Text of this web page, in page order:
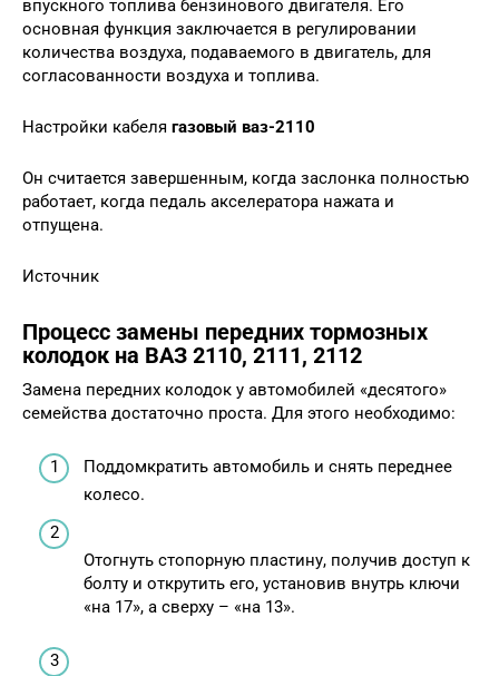
впускного топлива бензинового двигателя. Его
основная функция заключается в регулировании
количества воздуха, подаваемого в двигатель, для
согласованности воздуха и топлива.
Настройки кабеля газовый ваз-2110
Он считается завершенным, когда заслонка полностью
работает, когда педаль акселератора нажата и
отпущена.
Источник
Процесс замены передних тормозных
колодок на ВАЗ 2110, 2111, 2112
Замена передних колодок у автомобилей «десятого»
семейства достаточно проста. Для этого необходимо:
Поддомкратить автомобиль и снять переднее
колесо.
Отогнуть стопорную пластину, получив доступ к
болту и открутить его, установив внутрь ключи
«на 17», а сверху – «на 13».